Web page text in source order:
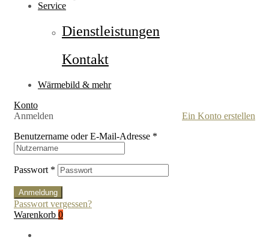
Service
Dienstleistungen
Kontakt
Wärmebild & mehr
Konto
Anmelden
Ein Konto erstellen
Benutzername oder E-Mail-Adresse *
Passwort *
Anmeldung
Passwort vergessen?
Warenkorb 0